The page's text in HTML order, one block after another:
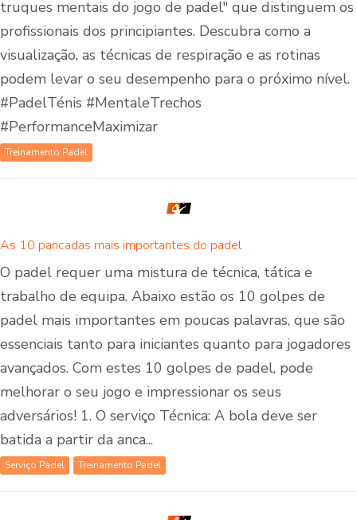
truques mentais do jogo de padel" que distinguem os
profissionais dos principiantes. Descubra como a
visualização, as técnicas de respiração e as rotinas
podem levar o seu desempenho para o próximo nível.
#PadelTénis #MentaleTrechos
#PerformanceMaximizar
Treinamento Padel
As 10 pancadas mais importantes do padel
O padel requer uma mistura de técnica, tática e
trabalho de equipa. Abaixo estão os 10 golpes de
padel mais importantes em poucas palavras, que são
essenciais tanto para iniciantes quanto para jogadores
avançados. Com estes 10 golpes de padel, pode
melhorar o seu jogo e impressionar os seus
adversários! 1. O serviço Técnica: A bola deve ser
batida a partir da anca...
Serviço Padel Treinamento Padel